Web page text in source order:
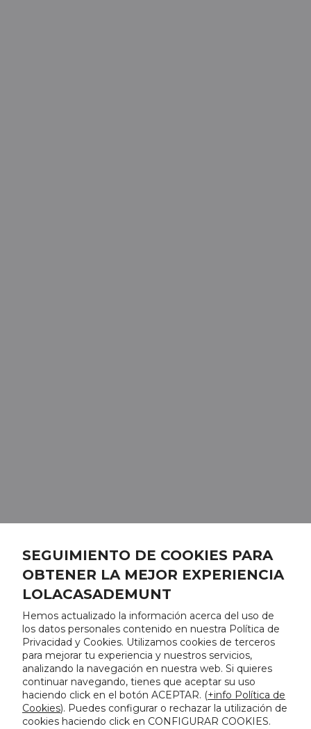
SEGUIMIENTO DE COOKIES PARA
OBTENER LA MEJOR EXPERIENCIA
LOLACASADEMUNT
Hemos actualizado la información acerca del uso de
los datos personales contenido en nuestra Política de
Privacidad y Cookies. Utilizamos cookies de terceros
para mejorar tu experiencia y nuestros servicios,
analizando la navegación en nuestra web. Si quieres
continuar navegando, tienes que aceptar su uso
haciendo click en el botón ACEPTAR. (+info Política de
Cookies). Puedes configurar o rechazar la utilización de
cookies haciendo click en CONFIGURAR COOKIES.